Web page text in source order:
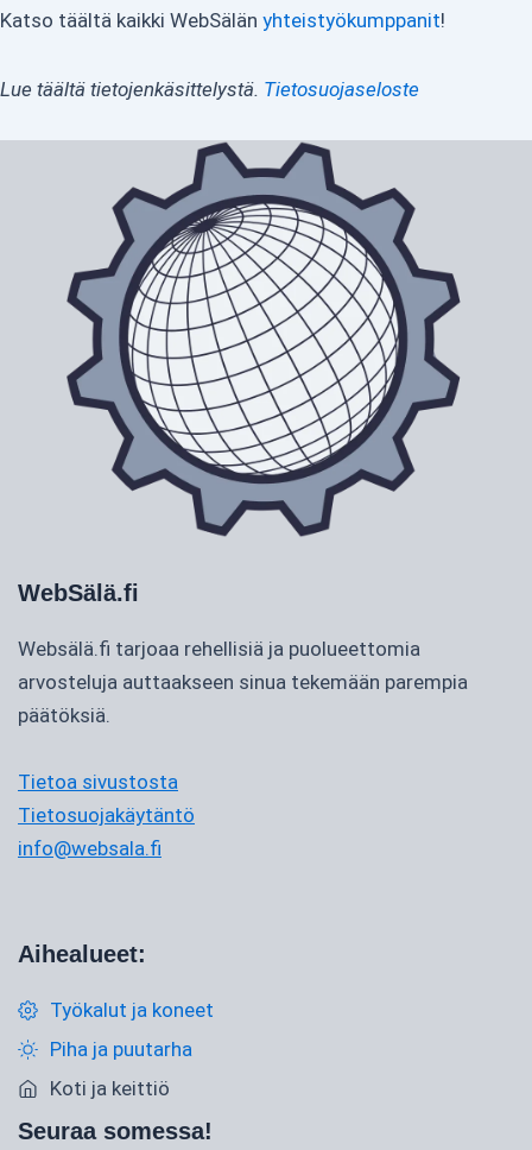
Katso täältä kaikki WebSälän yhteistyökumppanit!
Lue täältä tietojenkäsittelystä. Tietosuojaseloste
WebSälä.fi
Websälä.fi tarjoaa rehellisiä ja puolueettomia
arvosteluja auttaakseen sinua tekemään parempia
päätöksiä.
Tietoa sivustosta
Tietosuojakäytäntö
info@websala.fi
Aihealueet:
Työkalut ja koneet
Piha ja puutarha
Koti ja keittiö
Seuraa somessa!